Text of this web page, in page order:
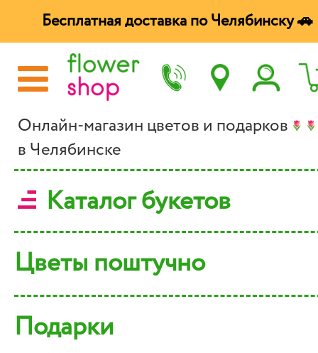
Бесплатная доставка по Челябинску 🚗
Онлайн-магазин цветов и подарков
в Челябинске
Каталог букетов
Цветы поштучно
Подарки